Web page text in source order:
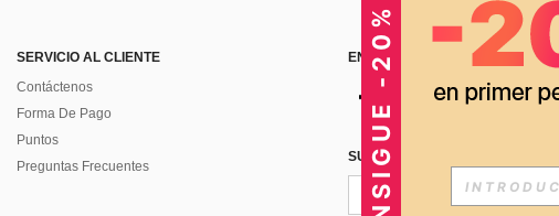
SERVICIO AL CLIENTE
Contáctenos
Forma De Pago
Puntos
Preguntas Frecuentes
ENCUÉNTRANOS EN
SUSCRÍBETE PARA RECIBIR
CONSIGUE -20%